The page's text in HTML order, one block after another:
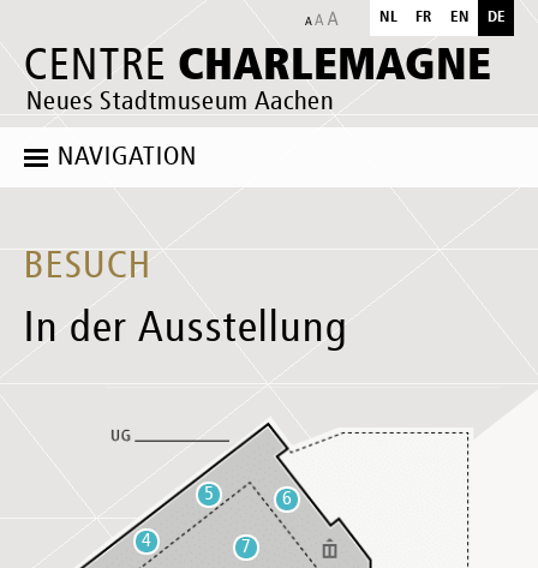
CENTRE CHARLEMAGNE
Neues Stadtmuseum Aachen
NL FR EN DE
NAVIGATION
BESUCH
In der Ausstellung
4
5 6
7